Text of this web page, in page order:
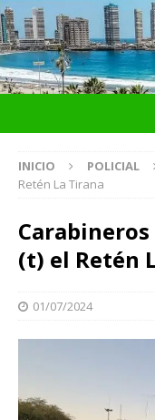
INICIO POLICIAL
Retén La Tirana
(t) el Retén
01/07/2024